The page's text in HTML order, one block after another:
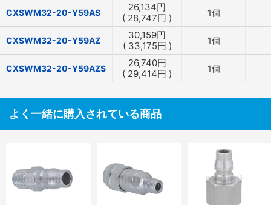
CXSWM32-20-Y59AS 26,134円
( 28,747円 ) 1個
CXSWM32-20-Y59AZ 30,159円
( 33,175円 ) 1個
CXSWM32-20-Y59AZS 26,740円
( 29,414円 ) 1個
よく一緒に購入されている商品